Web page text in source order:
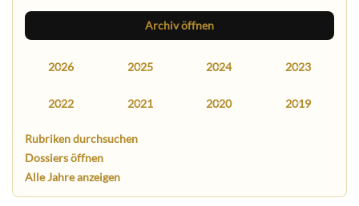
Archiv öffnen
2026 2025 2024 2023
2022 2021 2020 2019
Rubriken durchsuchen
Dossiers öffnen
Alle Jahre anzeigen